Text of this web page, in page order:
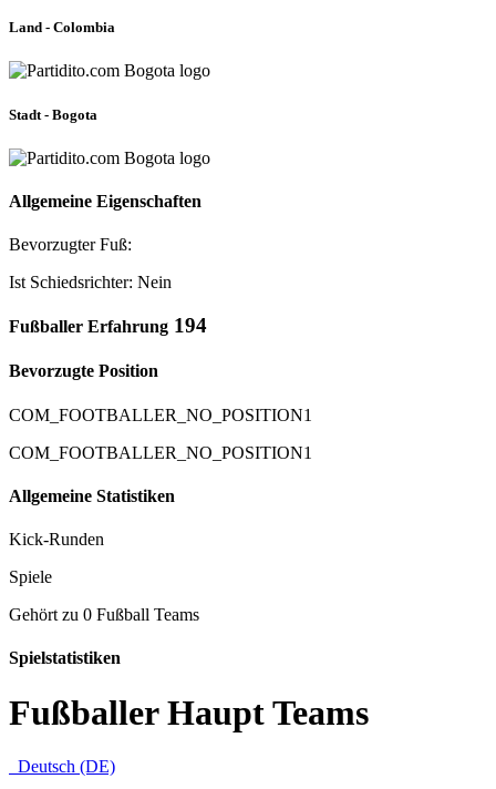
Land - Colombia
Stadt - Bogota
Allgemeine Eigenschaften
Bevorzugter Fuß:
Ist Schiedsrichter: Nein
Fußballer Erfahrung 194
Bevorzugte Position
COM_FOOTBALLER_NO_POSITION1
COM_FOOTBALLER_NO_POSITION1
Allgemeine Statistiken
Kick-Runden
Spiele
Gehört zu 0 Fußball Teams
Spielstatistiken
Fußballer Haupt Teams
Deutsch (DE)